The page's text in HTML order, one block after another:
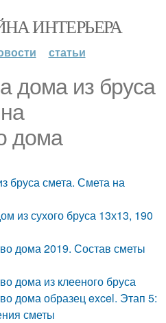
ИНТЕРЬЕРА
статьи
дома из бруса
дома
бруса смета. Смета на
из сухого бруса 13х13, 190
дома 2019. Состав сметы
дома из клееного бруса
дома образец excel. Этап 5:
сметы